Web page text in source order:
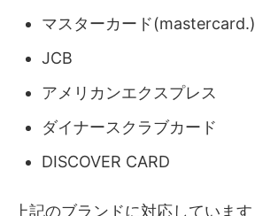
マスターカード(mastercard.)
JCB
アメリカンエクスプレス
ダイナースクラブカード
DISCOVER CARD
上記のブランドに対応しています